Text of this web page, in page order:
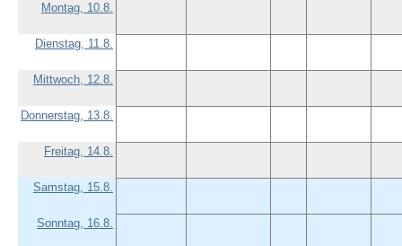
Montag, 10.8.
Dienstag, 11.8.
Mittwoch, 12.8.
Donnerstag, 13.8.
Freitag, 14.8.
Samstag, 15.8.
Sonntag, 16.8.